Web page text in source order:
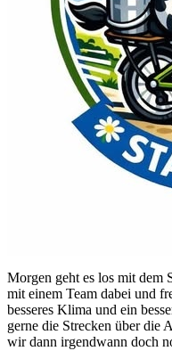
Morgen geht es los mit dem
mit einem Team dabei und
besseres Klima und ein
gerne die Strecken über die
wir dann irgendwann doch